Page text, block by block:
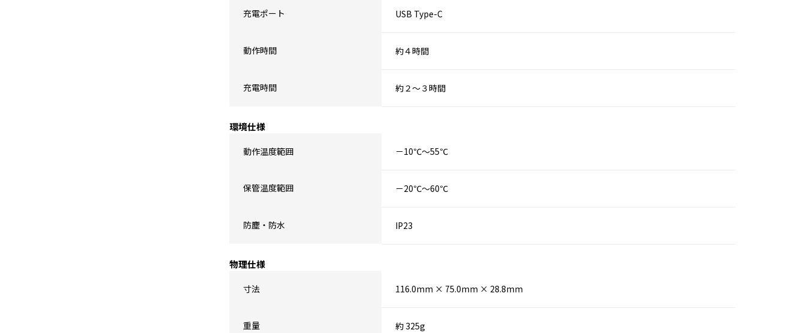
充電ポート USB Type-C
動作時間 約４時間
充電時間 約２～３時間
環境仕様
動作温度範囲 －10℃～55℃
保管温度範囲 －20℃～60℃
防塵・防水 IP23
物理仕様
寸法 116.0mm × 75.0mm × 28.8mm
重量 約 325g